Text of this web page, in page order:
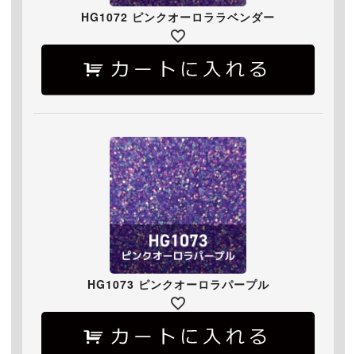
HG1072 ピンクオーロララベンダー
HG1073 ピンクオーロラパープル